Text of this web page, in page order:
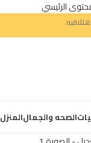
الرئيسي
الصحه والجمال